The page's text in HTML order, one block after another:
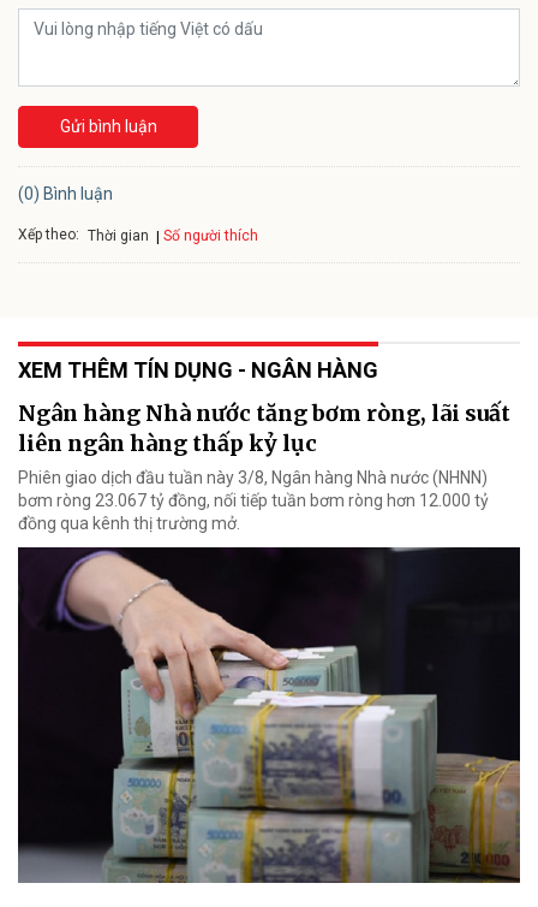
Gửi bình luận
(0) Bình luận
Xếp theo: Thời gian Số người thích
XEM THÊM TÍN DỤNG - NGÂN HÀNG
Ngân hàng Nhà nước tăng bơm ròng, lãi suất
liên ngân hàng thấp kỷ lục
Phiên giao dịch đầu tuần này 3/8, Ngân hàng Nhà nước (NHNN)
bơm ròng 23.067 tỷ đồng, nối tiếp tuần bơm ròng hơn 12.000 tỷ
đồng qua kênh thị trường mở.